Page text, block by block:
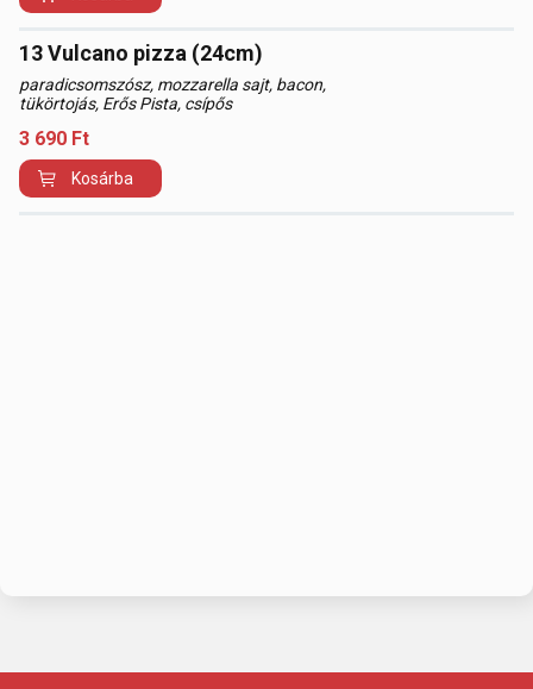
13 Vulcano pizza (24cm)
paradicsomszósz, mozzarella sajt, bacon,
tükörtojás, Erős Pista, csípős
3 690 Ft
Kosárba